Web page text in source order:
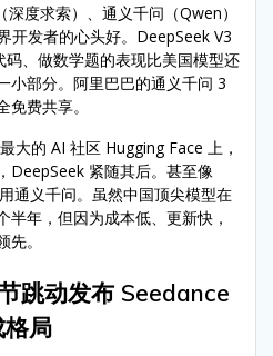
深度求索）、通义千问（Qwen）
开发者的心头好。DeepSeek V3
码、做数学题的表现比美国模型还
小部分。阿里巴巴的通义千问 3
费共享。
大的 AI 社区 Hugging Face 上，
DeepSeek 紧随其后。甚至像
通义千问。虽然中国顶尖模型在
年，但因为成本低、更新快，
。
跳动发布 Seedance
局